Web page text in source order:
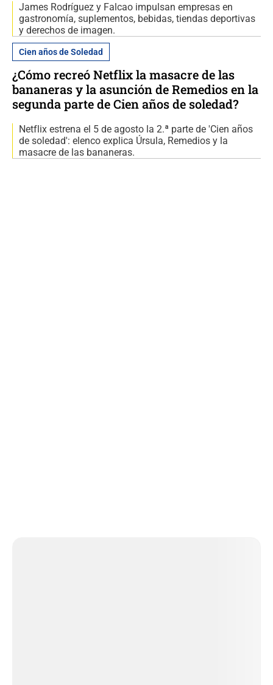
James Rodríguez y Falcao impulsan empresas en
gastronomía, suplementos, bebidas, tiendas deportivas
y derechos de imagen.
Cien años de Soledad
¿Cómo recreó Netflix la masacre de las
bananeras y la asunción de Remedios en la
segunda parte de Cien años de soledad?
Netflix estrena el 5 de agosto la 2.ª parte de 'Cien años
de soledad': elenco explica Úrsula, Remedios y la
masacre de las bananeras.